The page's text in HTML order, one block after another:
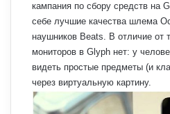
кампания по сбору средств на
себе лучшие качества шлема
наушников Beats. В отличие от
мониторов в Glyph нет: у
видеть простые предметы (и
через виртуальную картину.